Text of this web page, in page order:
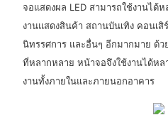
จอแสดงผล LED สามารถใช้งานได้
งานแสดงสินค้า สถานบันเทิง คอนเ
นิทรรศการ และอื่นๆ อีกมากมาย ด้ว
ที่หลากหลาย หน้าจอจึงใช้งานได้หล
งานทั้งภายในและภายนอกอาคาร